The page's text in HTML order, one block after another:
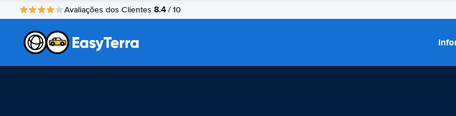
Avaliações dos Clientes 8.4 / 10